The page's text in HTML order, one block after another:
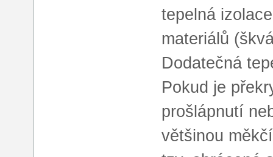
tepelná
materiálů
Dodatečná
Pokud je
prošlápnutí
většinou